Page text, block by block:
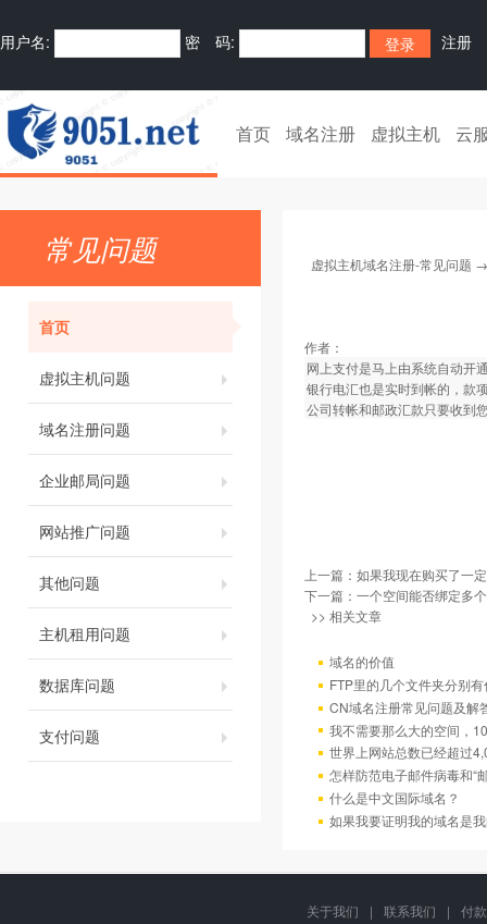
用户名: 密 码: 注册
首页 域名注册 虚拟主机 云
常见问题
首页
虚拟主机问题
域名注册问题
企业邮局问题
网站推广问题
其他问题
主机租用问题
数据库问题
支付问题
虚拟主机域名注册-常见问题
作者：
网上支付是马上由系统自动开
银行电汇也是实时到帐的，款
公司转帐和邮政汇款只要收到
上一篇： 如果我现在购买了一
下一篇： 一个空间能否绑定多
>> 相关文章
域名的价值
FTP里的几个文件夹分别
CN域名注册常见问题及解
我不需要那么大的空间，
世界上网站总数已经超过
怎样防范电子邮件病毒和“
什么是中文国际域名？
如果我要证明我的域名是
关于我们 | 联系我们 |
付